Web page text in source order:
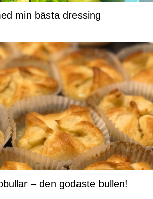
min bästa dressing
– den godaste bullen!